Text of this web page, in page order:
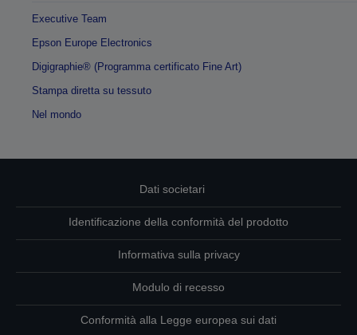
Executive Team
Epson Europe Electronics
Digigraphie® (Programma certificato Fine Art)
Stampa diretta su tessuto
Nel mondo
Dati societari
Identificazione della conformità del prodotto
Informativa sulla privacy
Modulo di recesso
Conformità alla Legge europea sui dati